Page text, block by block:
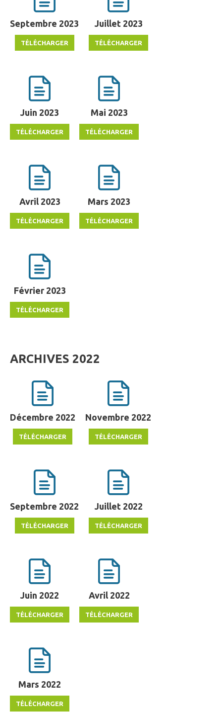
Septembre 2023 Juillet 2023
Juin 2023 Mai 2023
Avril 2023 Mars 2023
Février 2023
ARCHIVES 2022
Décembre 2022 Novembre 2022
Septembre 2022 Juillet 2022
Juin 2022 Avril 2022
Mars 2022